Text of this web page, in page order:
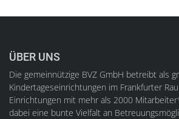
ÜBER UNS
Die gemeinnützige BVZ GmbH betreibt als
Kindertageseinrichtungen im Frankfurter
Einrichtungen mit mehr als 2000
dabei eine bunte Vielfalt an